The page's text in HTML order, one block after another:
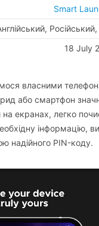
Smart
Російський,
18 July
власними
або смартфон
екранах, легко
інформацію,
надійного PIN-коду.